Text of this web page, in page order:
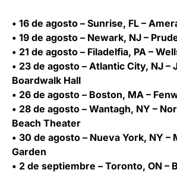
• 16 de agosto – Sunrise, FL –
• 19 de agosto – Newark, NJ –
• 21 de agosto – Filadelfia, PA –
• 23 de agosto – Atlantic City, NJ –
Boardwalk Hall
• 26 de agosto – Boston, MA –
• 28 de agosto – Wantagh, NY –
Beach Theater
• 30 de agosto – Nueva York, NY –
Garden
• 2 de septiembre – Toronto, ON –